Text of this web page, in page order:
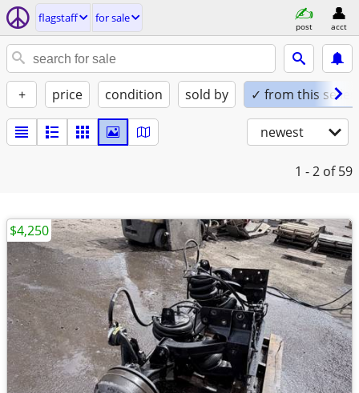
flagstaff for sale
post acct
+ price condition sold by ✓ from this seller
newest
1 - 2 of 59
$4,250